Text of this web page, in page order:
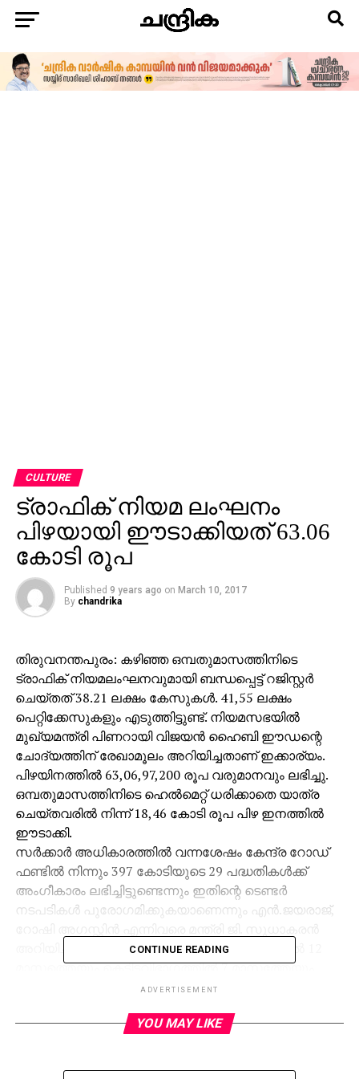
CULTURE
ട്രാഫിക് നിയമ ലംഘനം
പിഴയായി ഈടാക്കിയത് 63.06
കോടി രൂപ
Published 9 years ago on March 10, 2017
By chandrika
തിരുവനന്തപുരം: കഴിഞ്ഞ ഒമ്പതുമാസത്തിനിടെ
ട്രാഫിക് നിയമലംഘനവുമായി ബന്ധപ്പെട്ട് റജിസ്റ്റര്‍
ചെയ്തത് 38.21 ലക്ഷം കേസുകള്‍. 41,55 ലക്ഷം
പെറ്റിക്കേസുകളും എടുത്തിട്ടുണ്ട്. നിയമസഭയില്‍
മുഖ്യമന്ത്രി പിണറായി വിജയന്‍ ഹൈബി ഈഡന്റെ
ചോദ്യത്തിന് രേഖാമൂലം അറിയിച്ചതാണ് ഇക്കാര്യം.
പിഴയിനത്തില്‍ 63,06,97,200 രൂപ വരുമാനവും ലഭിച്ചു.
ഒമ്പതുമാസത്തിനിടെ ഹെല്‍മെറ്റ് ധരിക്കാതെ യാത്ര
ചെയ്തവരില്‍ നിന്ന് 18,46 കോടി രൂപ പിഴ ഇനത്തില്‍
ഈടാക്കി.
സര്‍ക്കാര്‍ അധികാരത്തില്‍ വന്നശേഷം കേന്ദ്ര റോഡ്
ഫണ്ടില്‍ നിന്നും 397 കോടിയുടെ 29 പദ്ധതികള്‍ക്ക്
അംഗീകാരം ലഭിച്ചിട്ടുണ്ടെന്നും ഇതിന്റെ ടെണ്ടര്‍
നടപടികള്‍ പുരോഗമിക്കുകയാണെന്നും എന്‍.ജയരാജ്,
അറിയിച്ചു. പൊതുമരാമത്ത് നിരത്ത് വിഭാഗത്തില്‍ 12
മാസത്തെയും കെട്ടിടവിഭാഗത്തില്‍ 7 മാസത്തേയും
ദേശീയ പാത വിഭാഗത്തില്‍ 5 മാസത്തേയും കുടിശിക
അസാധുവാക്കലിന്റെ ഫലമായി സംസ്ഥാനത്ത്
CONTINUE READING
ADVERTISEMENT
YOU MAY LIKE